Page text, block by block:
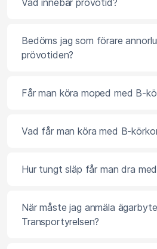
Vad innebär prövotid?
Bedöms jag som förare
prövotiden?
Får man köra moped med B-
Vad får man köra med B-
Hur tungt släp får man dra
När måste jag anmäla
Transportyrelsen?